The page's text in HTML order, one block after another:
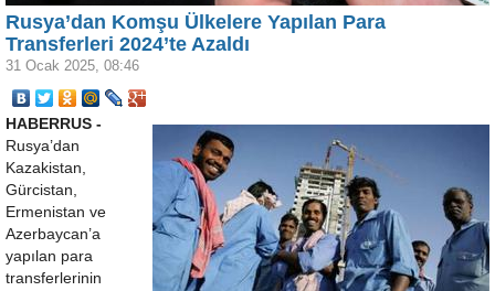
Rusya’dan Komşu Ülkelere Yapılan Para
Transferleri 2024’te Azaldı
31 Ocak 2025, 08:46
HABERRUS -
Rusya’dan
Kazakistan,
Gürcistan,
Ermenistan ve
Azerbaycan’a
yapılan para
transferlerinin